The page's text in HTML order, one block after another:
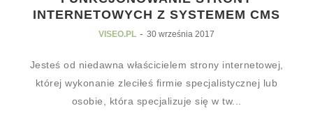
INTERNETOWYCH Z SYSTEMEM CMS
VISEO.PL - 30 września 2017
Jesteś od niedawna właścicielem strony internetowej,
której wykonanie zleciłeś firmie specjalistycznej lub
osobie, która specjalizuje się w tw...